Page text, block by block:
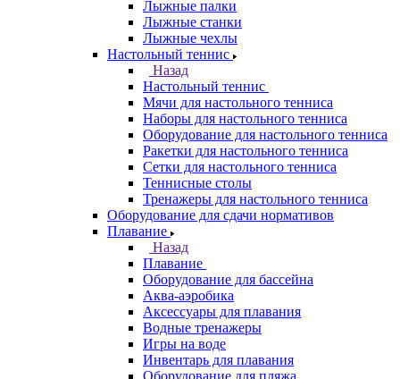
Лыжные палки
Лыжные станки
Лыжные чехлы
Настольный теннис
Назад
Настольный теннис
Мячи для настольного тенниса
Наборы для настольного тенниса
Оборудование для настольного тенниса
Ракетки для настольного тенниса
Сетки для настольного тенниса
Теннисные столы
Тренажеры для настольного тенниса
Оборудование для сдачи нормативов
Плавание
Назад
Плавание
Оборудование для бассейна
Аква-аэробика
Аксессуары для плавания
Водные тренажеры
Игры на воде
Инвентарь для плавания
Оборудование для пляжа